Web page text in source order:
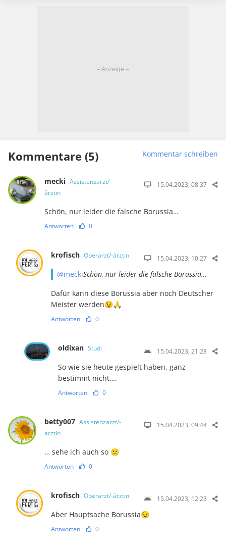
Kommentare (5) Kommentar schreiben
mecki Assistenzarzt/-
ärztin
15.04.2023, 08:37
Schön, nur leider die falsche Borussia…
Antworten 0
krofisch Oberarzt/-ärztin 15.04.2023, 10:27
@meckiSchön, nur leider die falsche Borussia…
Dafür kann diese Borussia aber noch Deutscher
Meister werden😉🙏
Antworten 0
oldixan Studi 15.04.2023, 21:28
So wie sie heute gespielt haben, ganz
bestimmt nicht….
Antworten 0
betty007 Assistenzarzt/-
ärztin
15.04.2023, 09:44
… sehe ich auch so 🙂
Antworten 0
krofisch Oberarzt/-ärztin 15.04.2023, 12:23
Aber Hauptsache Borussia😉
Antworten 0